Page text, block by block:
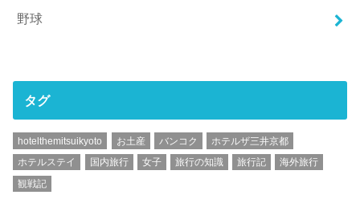
野球
タグ
hotelthemitsuikyoto お土産 バンコク
ホテルザ三井京都
ホテルステイ
国内旅行 女子 旅行の知識 旅行記
海外旅行
観戦記